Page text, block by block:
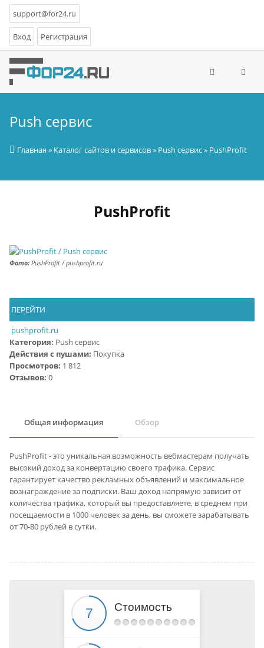
support@for24.ru
Вход Регистрация
Push сервис
Главная » Каталог сайтов и сервисов» Push сервис» PushProfit
PushProfit
Фото:PushProfit / pushprofit.ru
ПЕРЕЙТИ
pushprofit.ru
Категория: Push сервис
Действия с пушами: Покупка
Просмотров: 1 812
Отзывов: 0
Общая информация Обзор
PushProfit - это уникальная возможность вебмастерам получать
высокий доход за конвертацию своего трафика. Сервис
гарантирует качество рекламных объявлений и максимальное
вознаграждение за подписки. Ваш доход напрямую зависит от
количества трафика, который вы предоставляете, в среднем при
посещаемости в 1000 человек за день, вы сможете зарабатывать
от 70-80 рублей в сутки.
Стоимость